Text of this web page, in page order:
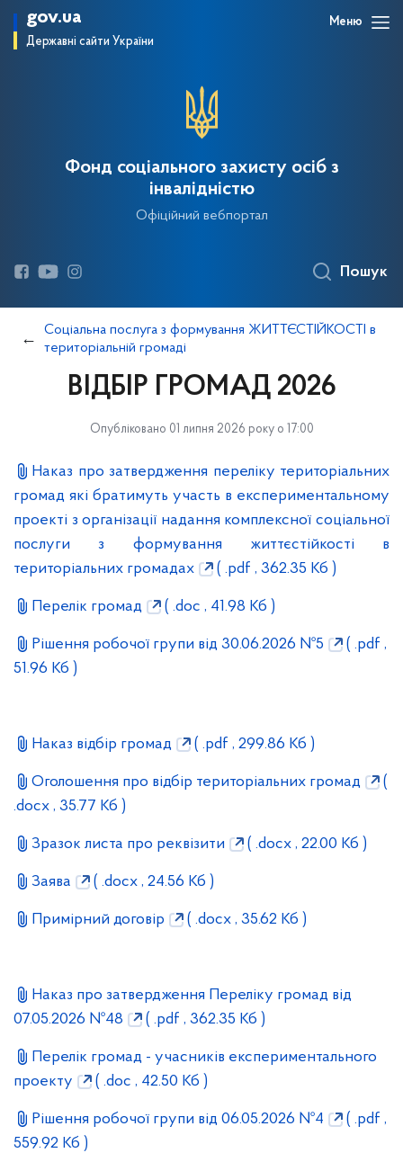
gov.ua
Державні сайти України
Меню
Фонд соціального захисту осіб з
інвалідністю
Офіційний вебпортал
Пошук
Соціальна послуга з формування ЖИТТЄСТІЙКОСТІ в
територіальній громаді
ВІДБІР ГРОМАД 2026
Опубліковано 01 липня 2026 року о 17:00
Наказ про затвердження переліку територіальних
громад які братимуть участь в експериментальному
проекті з організації надання комплексної соціальної
послуги з формування життєстійкості в
територіальних громадах
( .pdf , 362.35 Кб )
Перелік громад ( .doc , 41.98 Кб )
Рішення робочої групи від 30.06.2026 №5
( .pdf ,
51.96 Кб )
Наказ відбір громад ( .pdf , 299.86 Кб )
Оголошення про відбір територіальних громад
(
.docx , 35.77 Кб )
Зразок листа про реквізити ( .docx , 22.00 Кб )
Заява ( .docx , 24.56 Кб )
Примірний договір ( .docx , 35.62 Кб )
Наказ про затвердження Переліку громад від
07.05.2026 №48
( .pdf , 362.35 Кб )
Перелік громад - учасників експериментального
проекту
( .doc , 42.50 Кб )
Рішення робочої групи від 06.05.2026 №4
( .pdf ,
559.92 Кб )